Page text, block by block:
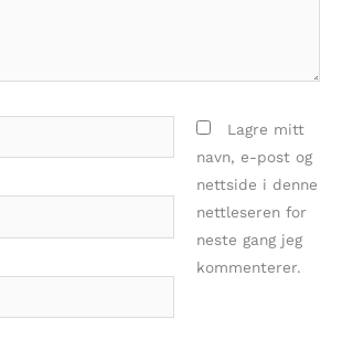
Lagre mitt
navn, e-post og
nettside i denne
nettleseren for
neste gang jeg
kommenterer.